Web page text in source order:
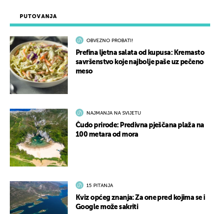
PUTOVANJA
OBVEZNO PROBATI!
Prefina ljetna salata od kupusa: Kremasto
savršenstvo koje najbolje paše uz pečeno
meso
NAJMANJA NA SVIJETU
Čudo prirode: Predivna pješčana plaža na
100 metara od mora
15 PITANJA
Kviz općeg znanja: Za one pred kojima se i
Google može sakriti